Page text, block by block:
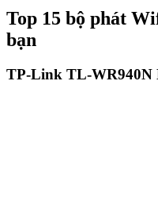
Top 15 bộ phát
bạn
TP-Link TL-WR940N